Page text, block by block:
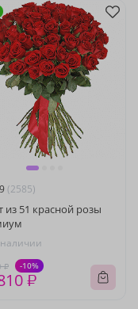
(2585)
из 51 красной розы
₽ -10%
₽